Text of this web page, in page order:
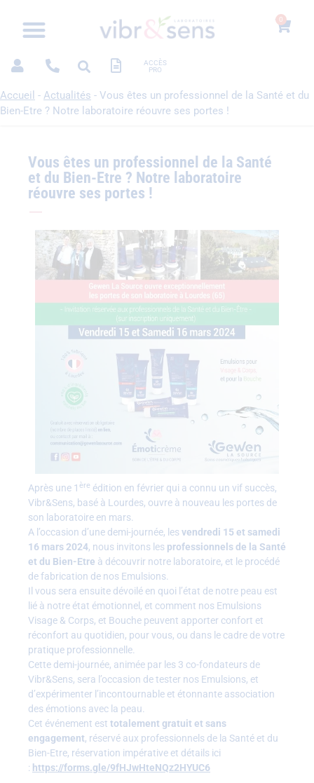
ACCÈS
PRO
0
Accueil - Actualités - Vous êtes un professionnel de la Santé et du
Bien-Etre ? Notre laboratoire réouvre ses portes !
Vous êtes un professionnel de la Santé
et du Bien-Etre ? Notre laboratoire
réouvre ses portes !
Après une 1 ère édition en février qui a connu un vif succès,
Vibr&Sens, basé à Lourdes, ouvre à nouveau les portes de
son laboratoire en mars.
A l’occasion d’une demi-journée, lesvendredi 15 et samedi
16 mars 2024, nous invitons les professionnels de la Santé
et du Bien-Etre à découvrir notre laboratoire, et le procédé
de fabrication de nos Emulsions.
Il vous sera ensuite dévoilé en quoi l’état de notre peau est
lié à notre état émotionnel, et comment nos Emulsions
Visage & Corps, et Bouche peuvent apporter confort et
réconfort au quotidien, pour vous, ou dans le cadre de votre
pratique professionnelle.
Cette demi-journée, animée par les 3 co-fondateurs de
Vibr&Sens, sera l’occasion de tester nos Emulsions, et
d’expérimenter l’incontournable et étonnante association
des émotions avec la peau.
Cet événement est totalement gratuit et sans
engagement, réservé aux professionnels de la Santé et du
Bien-Etre, réservation impérative et détails ici
: https://forms.gle/9fHJwHteNQz2HYUC6